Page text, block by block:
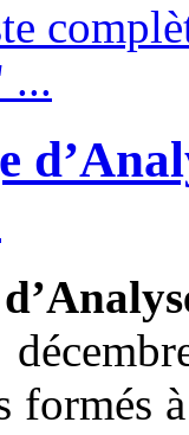
...
formés